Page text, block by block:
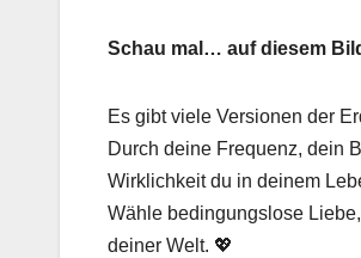
Schau mal… auf diesem
Es gibt viele Versionen der
Durch deine Frequenz, dein
Wirklichkeit du in deinem
Wähle bedingungslose
deiner Welt. 💖